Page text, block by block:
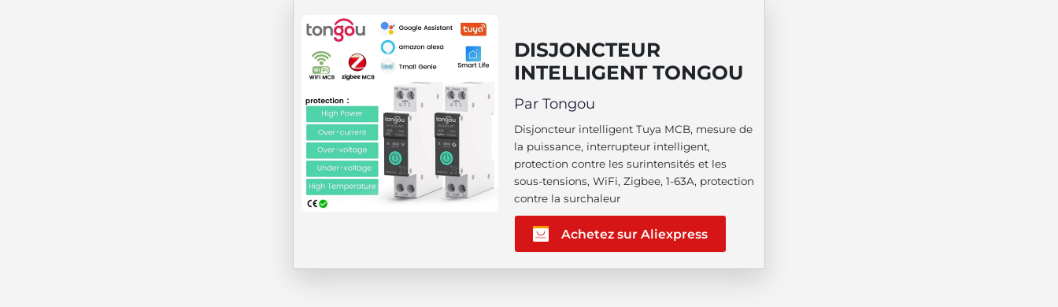
DISJONCTEUR
INTELLIGENT TONGOU
Par Tongou
Disjoncteur intelligent Tuya MCB, mesure de
la puissance, interrupteur intelligent,
protection contre les surintensités et les
sous-tensions, WiFi, Zigbee, 1-63A, protection
contre la surchaleur
Achetez sur Aliexpress